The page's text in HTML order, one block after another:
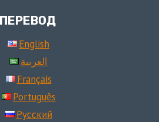
ПЕРЕВОД
English
العربية
Français
Português
Русский